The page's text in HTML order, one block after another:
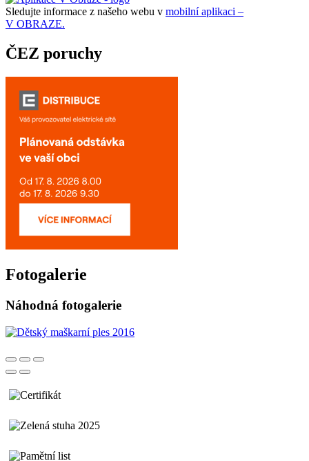
Sledujte informace z našeho webu v mobilní aplikaci –
V OBRAZE.
ČEZ poruchy
Fotogalerie
Náhodná fotogalerie